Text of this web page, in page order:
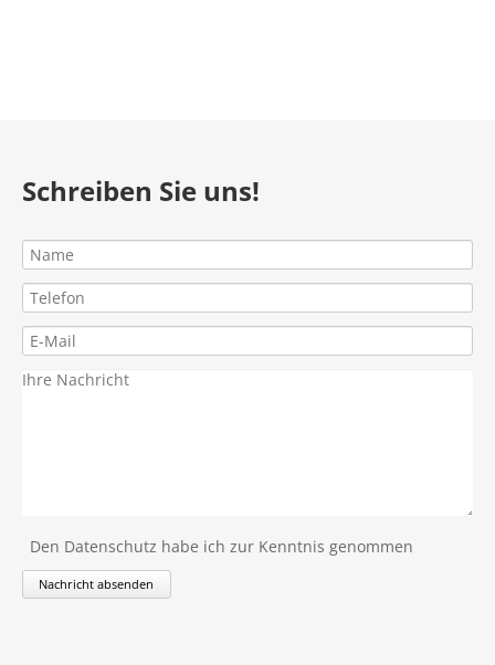
Schreiben Sie uns!
Den Datenschutz habe ich zur Kenntnis genommen
Nachricht absenden